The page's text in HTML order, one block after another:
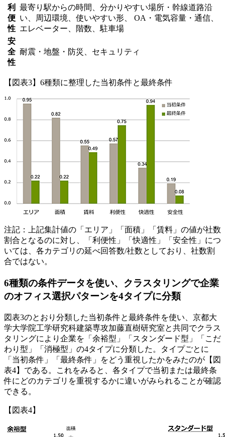
利
便
性
最寄り駅からの時間、分かりやすい場所・幹線道路沿
い、周辺環境、使いやすい形、 OA・電気容量・通信、
エレベーター、階数、駐車場
安
全
性
耐震・地盤・防災、セキュリティ
【図表3】6種類に整理した当初条件と最終条件
注記：上記集計値の「エリア」「面積」「賃料」の値が社数
割合となるのに対し、「利便性」「快適性」「安全性」につ
いては、各カテゴリの延べ回答数/社数としており、社数割
合ではない。
6種類の条件データを使い、クラスタリングで企業
のオフィス選択パターンを4タイプに分類
図表3のとおり分類した当初条件と最終条件を使い、京都大
学大学院工学研究科建築専攻加藤直樹研究室と共同でクラス
タリングにより企業を「余裕型」「スタンダード型」「こだ
わり型」「消極型」の4タイプに分類した。タイプごとに
「当初条件」「最終条件」をどう重視したかをみたのが【図
表4】である。これをみると、各タイプで当初または最終条
件にどのカテゴリを重視するかに違いがみられることが確認
できる。
【図表4】